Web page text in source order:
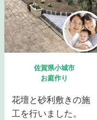
佐賀県小城市
お庭作り
花壇と砂利敷きの施
工を行いました。